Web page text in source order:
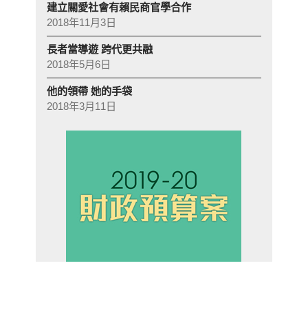
建立關愛社會有賴民商官學合作
2018年11月3日
長者當導遊 跨代更共融
2018年5月6日
他的領帶 她的手袋
2018年3月11日